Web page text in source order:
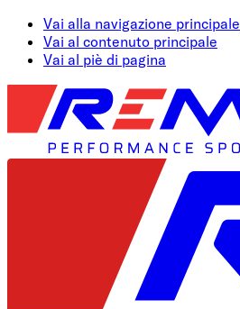
Vai alla navigazione principale
Vai al contenuto principale
Vai al piè di pagina